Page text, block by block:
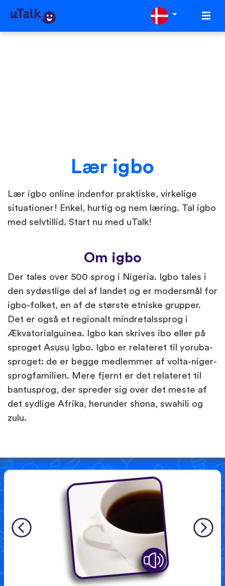
Lær igbo
Lær igbo online indenfor praktiske, virkelige
situationer! Enkel, hurtig og nem læring. Tal igbo
med selvtillid. Start nu med uTalk!
Om igbo
Der tales over 500 sprog i Nigeria. Igbo tales i
den sydøstlige del af landet og er modersmål for
igbo-folket, en af de største etniske grupper.
Det er også et regionalt mindretalssprog i
Ækvatorialguinea. Igbo kan skrives ibo eller på
sproget Asụsụ Igbo. Igbo er relateret til yoruba-
sproget: de er begge medlemmer af volta-niger-
sprogfamilien. Mere fjernt er det relateret til
bantusprog, der spreder sig over det meste af
det sydlige Afrika, herunder shona, swahili og
zulu.